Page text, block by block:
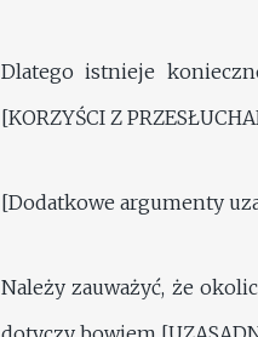
Dlatego istnieje
[KORZYŚCI Z
[Dodatkowe argumenty
Należy zauważyć, że